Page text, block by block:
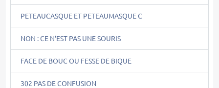
PETEAUCASQUE ET PETEAUMASQUE C
NON : CE N'EST PAS UNE SOURIS
FACE DE BOUC OU FESSE DE BIQUE
302 PAS DE CONFUSION